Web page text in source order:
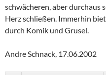
schwächeren, aber durchaus
Herz schließen. Immerhin
durch Komik und Grusel.
Andre Schnack, 17.06.2002